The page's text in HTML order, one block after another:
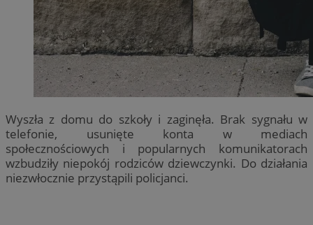
Wyszła z domu do szkoły i zaginęła. Brak sygnału w
telefonie, usunięte konta w mediach
społecznościowych i popularnych komunikatorach
wzbudziły niepokój rodziców dziewczynki. Do działania
niezwłocznie przystąpili policjanci.